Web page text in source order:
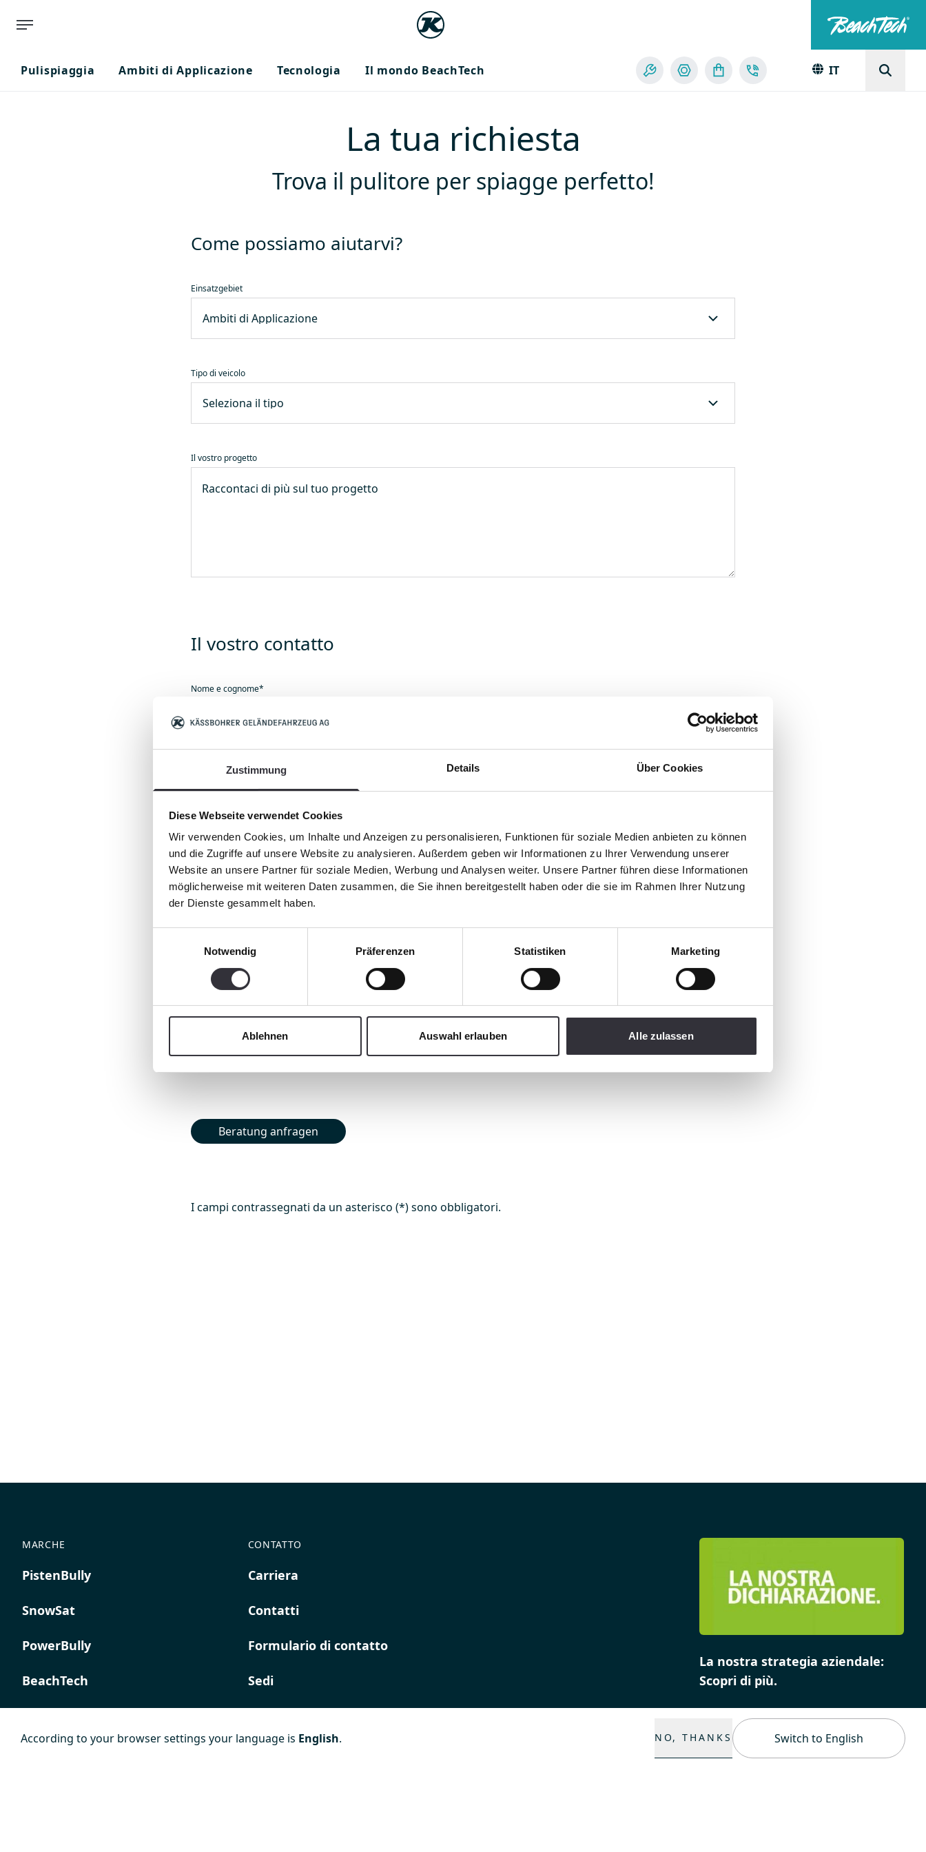
Zustimmung Details Über Cookies
Diese Webseite verwendet Cookies
Wir verwenden Cookies, um Inhalte und Anzeigen zu personalisieren, Funktionen für soziale Medien anbieten zu können
und die Zugriffe auf unsere Website zu analysieren. Außerdem geben wir Informationen zu Ihrer Verwendung unserer
Website an unsere Partner für soziale Medien, Werbung und Analysen weiter. Unsere Partner führen diese Informationen
möglicherweise mit weiteren Daten zusammen, die Sie ihnen bereitgestellt haben oder die sie im Rahmen Ihrer Nutzung
der Dienste gesammelt haben.
Notwendig
Präferenzen Statistiken Marketing
Ablehnen Auswahl erlauben Alle zulassen
Pulispiaggia Ambiti di Applicazione Tecnologia Il mondo BeachTech IT
La tua richiesta
Trova il pulitore per spiagge perfetto!
Come possiamo aiutarvi?
Einsatzgebiet
Tipo di veicolo
Il vostro progetto
Il vostro contatto
Nome e cognome*
Paese
Come possiamo contattarla?
Telefono
Beratung anfragen
I campi contrassegnati da un asterisco (*) sono obbligatori.
MARCHE
PistenBully
SnowSat
PowerBully
BeachTech
K COMPOSITES
CONTATTO
Carriera
Contatti
Formulario di contatto
Sedi
La nostra strategia aziendale:
Scopri di più.
According to your browser settings your language is English. NO, THANKS Switch to English